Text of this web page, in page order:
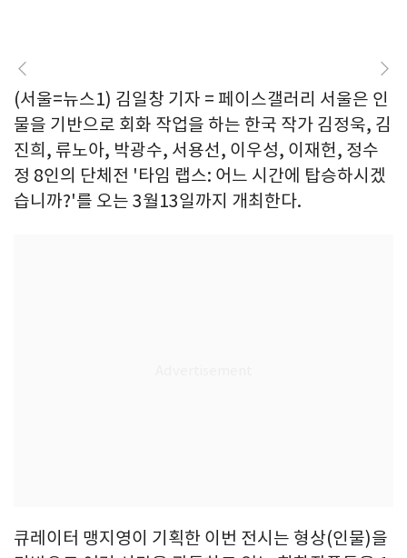
(서울=뉴스1) 김일창 기자 = 페이스갤러리 서울은 인
물을 기반으로 회화 작업을 하는 한국 작가 김정욱, 김
진희, 류노아, 박광수, 서용선, 이우성, 이재헌, 정수
정 8인의 단체전 '타임 랩스: 어느 시간에 탑승하시겠
습니까?'를 오는 3월13일까지 개최한다.
큐레이터 맹지영이 기획한 이번 전시는 형상(인물)을